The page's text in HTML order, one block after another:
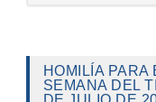
HOMILÍA PARA
SEMANA DEL